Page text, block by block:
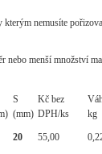
kterým nemusíte
nebo menší množství
S
(mm)
Kč bez
DPH/ks
kg
20 55,00